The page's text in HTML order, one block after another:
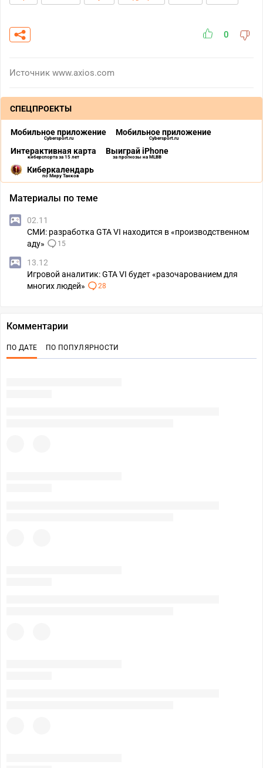
0
Источник www.axios.com
СПЕЦПРОЕКТЫ
Мобильное приложение
Cybersport.ru
Мобильное приложение
Cybersport.ru
Интерактивная карта
киберспорта за 15 лет
Выиграй iPhone
за прогнозы на MLBB
Киберкалендарь
по Миру Танков
Материалы по теме
02.11
СМИ: разработка GTA VI находится в «производственном
аду»
15
13.12
Игровой аналитик: GTA VI будет «разочарованием для
многих людей»
28
Комментарии
ПО ДАТЕ ПО ПОПУЛЯРНОСТИ